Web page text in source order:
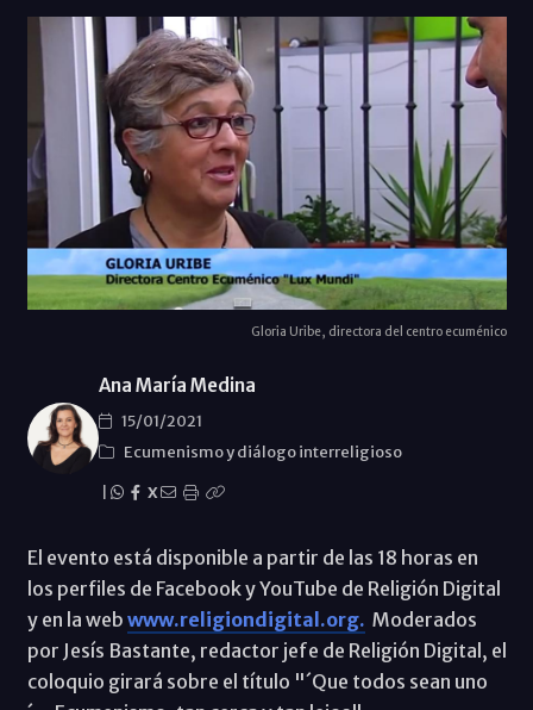
Gloria Uribe, directora del centro ecuménico
Ana María Medina
15/01/2021
Ecumenismo y diálogo interreligioso
X
El evento está disponible a partir de las 18 horas en
los perfiles de Facebook y YouTube de Religión Digital
y en la web www.religiondigital.org. Moderados
por Jesís Bastante, redactor jefe de Religión Digital, el
coloquio girará sobre el título "´Que todos sean uno